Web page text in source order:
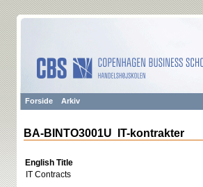
Forside Arkiv
BA-BINTO3001U IT-kontrakter
English Title
IT Contracts